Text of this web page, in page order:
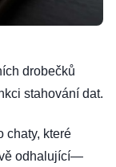
drobečků
stahování dat.
chaty, které
odhalující—